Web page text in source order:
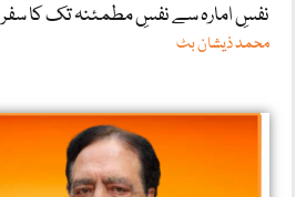
نفسِ امارہ سے نفسِ مطمئنہ تک کا سفر
محمد ذیشان بٹ